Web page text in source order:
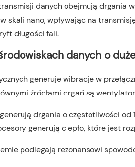
danych obejmują drgania
skali nano, wpływając na
długości fali.
danych o
generuje wibracje w
źródłami drgań są
drgania o częstotliwości od
generują ciepło, które jest
podlegają rezonansowi